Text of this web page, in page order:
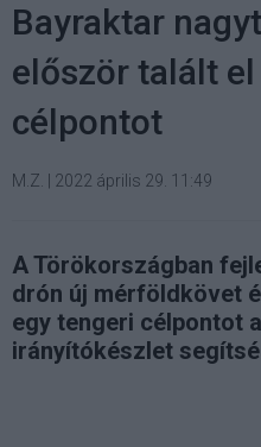
Bayraktar
először talált
célpontot
M.Z. 2022 április 29. 11:49
A Törökországban
drón új mérföldkövet
egy tengeri célpontot a
irányítókészlet